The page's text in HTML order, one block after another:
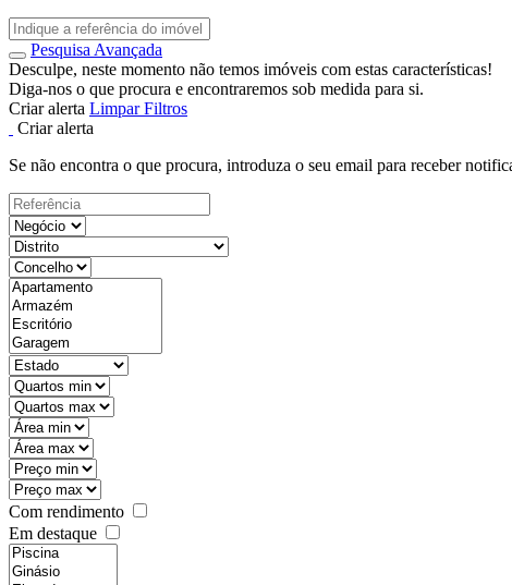
Pesquisa Avançada
Desculpe, neste momento não temos imóveis com estas características!
Diga-nos o que procura e encontraremos sob medida para si.
Criar alerta Limpar Filtros
Criar alerta
Se não encontra o que procura, introduza o seu email para receber
Com rendimento
Em destaque